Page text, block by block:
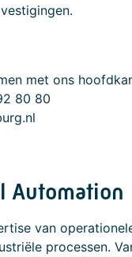
met ons
80 80
Automation
van
processen.